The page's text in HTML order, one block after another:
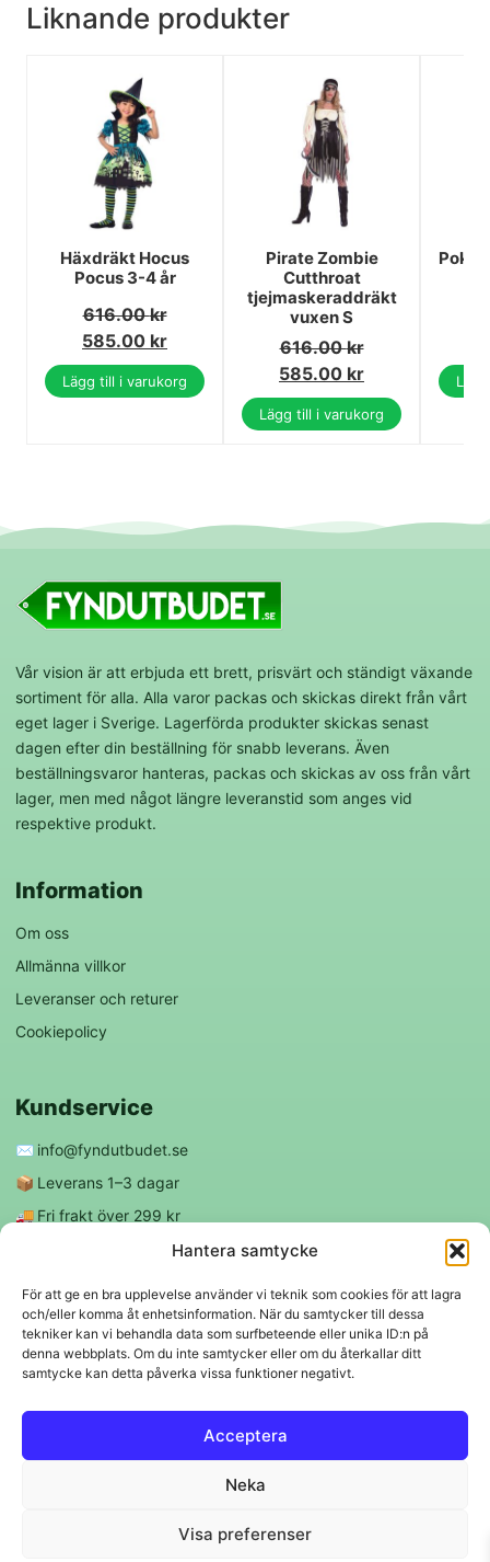
Hantera samtycke
För att ge en bra upplevelse använder vi teknik som cookies för att lagra
och/eller komma åt enhetsinformation. När du samtycker till dessa
tekniker kan vi behandla data som surfbeteende eller unika ID:n på
denna webbplats. Om du inte samtycker eller om du återkallar ditt
samtycke kan detta påverka vissa funktioner negativt.
Acceptera
Neka
Visa preferenser
Liknande produkter
Häxdräkt Hocus
Pocus 3-4 år
616.00kr
585.00 kr
Lägg till i varukorg
Pirate Zombie
Cutthroat
tjejmaskeraddräkt
vuxen S
616.00kr
585.00 kr
Lägg till i varukorg
Vår vision är att erbjuda ett brett, prisvärt och ständigt växande
sortiment för alla. Alla varor packas och skickas direkt från vårt
eget lager i Sverige. Lagerförda produkter skickas senast
dagen efter din beställning för snabb leverans. Även
beställningsvaror hanteras, packas och skickas av oss från vårt
lager, men med något längre leveranstid som anges vid
respektive produkt.
Information
Om oss
Allmänna villkor
Leveranser och returer
Cookiepolicy
Kundservice
✉️ info@fyndutbudet.se
📦 Leverans 1–3 dagar
🚚 Fri frakt över 299 kr
Följ oss
f ◎
Swish